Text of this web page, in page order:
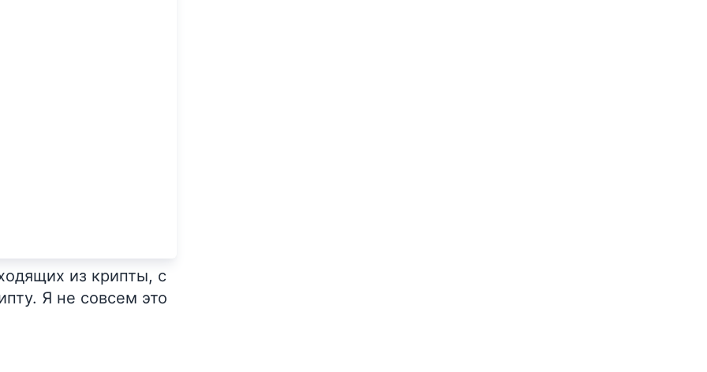
из крипты, с
Я не совсем это